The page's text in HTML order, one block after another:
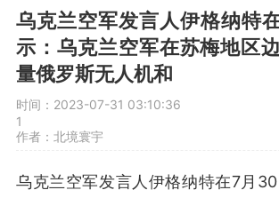
乌克兰空军发言人伊格纳特
示：乌克兰空军在苏梅地区
量俄罗斯无人机和
时间：2023-07-31 03:10:36
1
作者：北境寰宇
乌克兰空军发言人伊格纳特在7月